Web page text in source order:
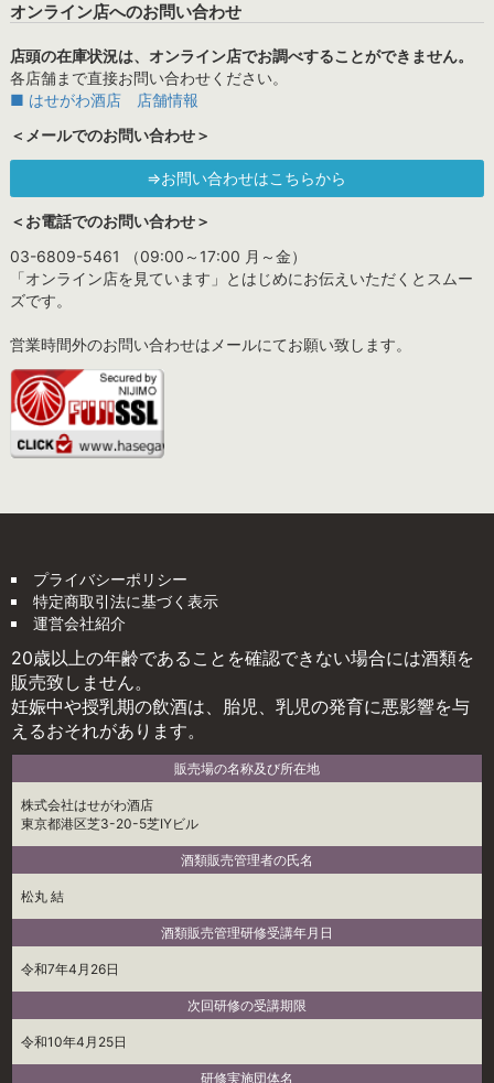
オンライン店へのお問い合わせ
店頭の在庫状況は、オンライン店でお調べすることができません。
各店舗まで直接お問い合わせください。
■ はせがわ酒店 店舗情報
＜メールでのお問い合わせ＞
⇒お問い合わせはこちらから
＜お電話でのお問い合わせ＞
03-6809-5461 （09:00～17:00 月～金）
「オンライン店を見ています」とはじめにお伝えいただくとスムー
ズです。
営業時間外のお問い合わせはメールにてお願い致します。
プライバシーポリシー
特定商取引法に基づく表示
運営会社紹介
20歳以上の年齢であることを確認できない場合には酒類を
販売致しません。
妊娠中や授乳期の飲酒は、胎児、乳児の発育に悪影響を与
えるおそれがあります。
販売場の名称及び所在地
株式会社はせがわ酒店
東京都港区芝3-20-5芝IYビル
酒類販売管理者の氏名
松丸 結
酒類販売管理研修受講年月日
令和7年4月26日
次回研修の受講期限
令和10年4月25日
研修実施団体名